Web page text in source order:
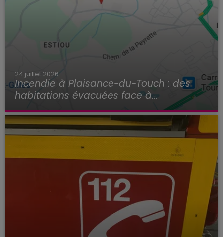
24 juillet 2026
Incendie à Plaisance-du-Touch : des
habitations évacuées face à...